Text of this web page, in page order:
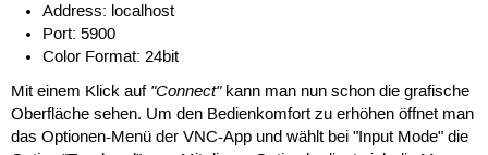
Address: localhost
Port: 5900
Color Format: 24bit
Mit einem Klick auf "Connect"kann man nun schon die grafische
Oberfläche sehen. Um den Bedienkomfort zu erhöhen öffnet man
das Optionen-Menü der VNC-App und wählt bei "Input Mode" die